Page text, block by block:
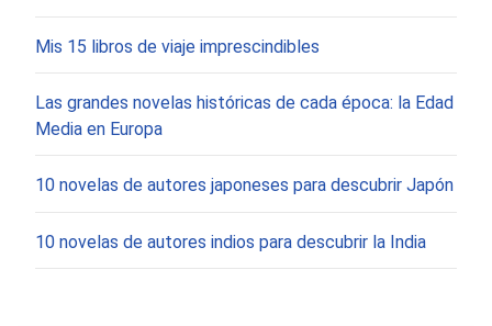
Mis 15 libros de viaje imprescindibles
Las grandes novelas históricas de cada época: la Edad
Media en Europa
10 novelas de autores japoneses para descubrir Japón
10 novelas de autores indios para descubrir la India